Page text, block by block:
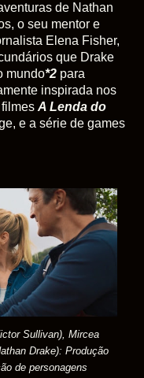
de Nathan
o seu mentor e
Elena Fisher,
que Drake
mundo*2 para
inspirada nos
A Lenda do
e a série de games
Sullivan), Mircea
Drake): Produção
de personagens